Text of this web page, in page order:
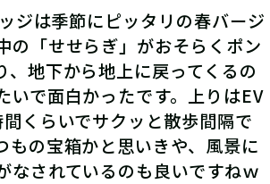
ジは季節にピッタリの春バージ
の「せせらぎ」がおそらくポン
、地下から地上に戻ってくるの
いで面白かったです。上りはEV
くらいでサクッと散歩間隔で
もの宝箱かと思いきや、風景に
なされているのも良いですねｗ